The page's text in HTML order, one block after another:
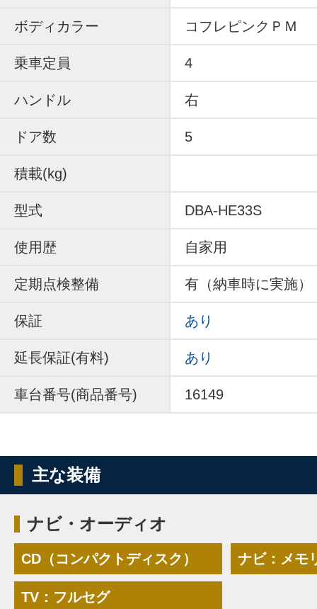
ボディカラー コフレピンクＰＭ
乗車定員 4
ハンドル 右
ドア数 5
積載(kg)
型式 DBA-HE33S
使用歴 自家用
定期点検整備 有（納車時に実施）
保証 あり
延長保証(有料) あり
車台番号(商品番号) 16149
主な装備
ナビ・オーディオ
CD（コンパクトディスク） ナビ：メモ
TV：フルセグ